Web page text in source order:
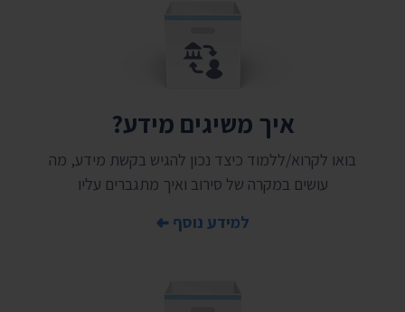
איך משיגים מידע?
בואו לקרוא/ללמוד כיצד נכון להגיש בקשת מידע, מה
עושים במקרה של סירוב ואיך מתגברים עליו
למידע נוסף